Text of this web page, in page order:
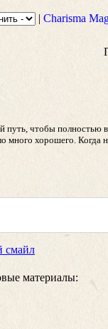
| Charisma
чтобы полностью
много хорошего.
смайл
материалы: